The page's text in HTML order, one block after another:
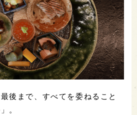
後まで、すべてを委ねること
。